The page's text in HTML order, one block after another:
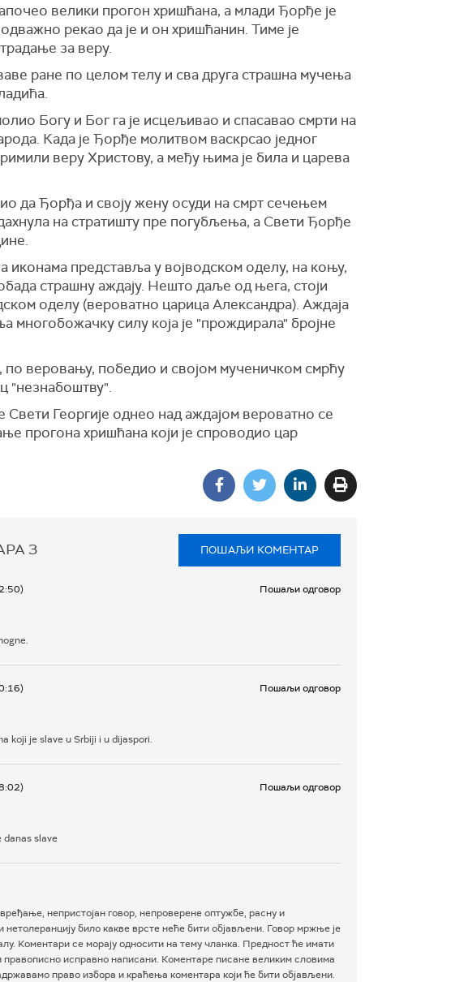
велики прогон хришћана, а млади Ђорђе је
рекао да је и он хришћанин. Тиме је
за веру.
ране по целом телу и сва друга страшна мучења
Богу и Бог га је исцељивао и спасавао смрти на
Када је Ђорђе молитвом васкрсао једног
веру Христову, а међу њима је била и царева
да Ђорђа и своју жену осуди на смрт сечењем
на стратишту пре погубљења, а Свети Ђорђе
иконама представља у војводском оделу, на коњу,
страшну аждају. Нешто даље од њега, стоји
оделу (вероватно царица Александра). Аждаја
многобожачку силу која је "прождирала" бројне
по веровању, победио и својом мученичком смрћу
"незнабоштву".
Свети Георгије однео над аждајом вероватно се
прогона хришћана који је спроводио цар
3 ПОШАЉИ КОМЕНТАР
Пошаљи одговор
Пошаљи одговор
koji je slave u Srbiji i u dijaspori.
Пошаљи одговор
danas slave
непристојан говор, непроверене оптужбе, расну и
било какве врсте неће бити објављени. Говор мржње је
Коментари се морају односити на тему чланка. Предност ће имати
правописно исправно написани. Коментаре писане великим словима
право избора и краћења коментара који ће бити објављени.